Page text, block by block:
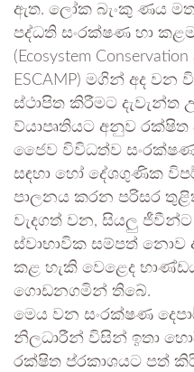
ඇත. ලෝක බැංකු ණය
පද්ධති සංරක්ෂණ හා
(Ecosystem
ESCAMP) මගින් අද
ස්ථාපිත කිරීමට දැවැන්ත
ව්යාපෘතියට අනුව
ජෛව විවිධත්ව
සඳහා හෝ දේශගුණික
පාලනය කරන පරිසර
වැදගත් වන, සියලු
ස්වාභාවික සම්පත්
කළ හැකි වෙළෙද
ගොඩනගමින් තිබේ.
මෙය වන සංරක්ෂණ
නිලධාරීන් විසින් ඉතා
රක්ෂිත ප්රකාශයට පත්